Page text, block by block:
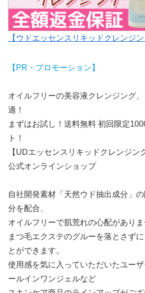
【ウドエッセンスリキッドクレンジン
【PR・プロモーション】
オイルフリーの美容液クレンジング
適！
まずはお試し！送料無料 初回限定
ト！
【UDエッセンスリキッドクレンジン
公式オンラインショップ
自社開発素材「天然ウド抽出成分」
分を配合、
オイルフリーで肌荒れの心配がありま
まつ毛エクステのグルーを落とさず
とができます。
使用感を気に入っていただいたユー
ールインワンジェルなど